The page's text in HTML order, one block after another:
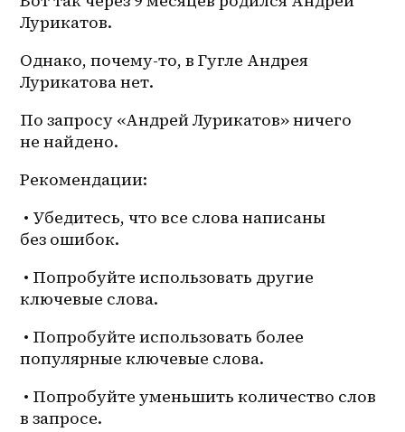
Лурикатов.
Однако, почему-то, в Гугле Андрея
Лурикатова нет.
По запросу «Андрей Лурикатов» ничего
не найдено.
Рекомендации:
без ошибок.
ключевые слова.
популярные ключевые слова.
в запросе.